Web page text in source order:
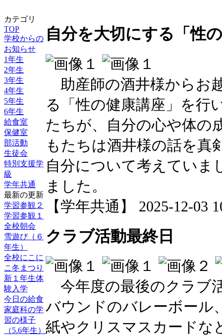
カテゴリ
TOP
学校からの
お知らせ
1年生
2年生
3年生
4年生
5年生
6年生
給食室
保健室
部活動
生徒会
特別支援学
級
学年共通
最新の更新
学習参観２
学習参観１
全校朝会
雪遊び（６
年生）
全校にこに
こ冬まつり
新１年生体
験入学
今日の給食
家庭科の学
習の様子
（5.6年生）
自分を大切にする「性
助産師の酒井様からお
る「性の健康講座」を行
たちが、自分の心や体の
もたちは酒井様の話を真
自分について考えていま
ました。
【学年共通】 2025-12-03
クラブ活動最終日
今年度の最後のクラブ
バウンドのバレーボール
紙やクリスマスカードな